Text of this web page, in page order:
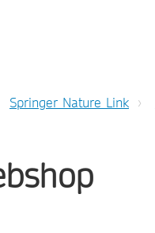
Springer Nature Link